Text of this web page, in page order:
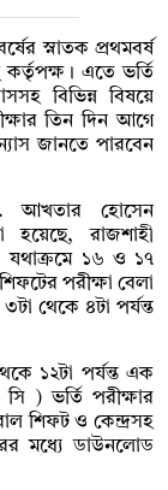
স্নাতক প্রথমবর্ষ
কর্তৃপক্ষ। এতে ভর্তি
বিভিন্ন বিষয়ে
তিন দিন আগে
জানতে পারবেন
আখতার হোসেন
হয়েছে, রাজশাহী
যথাক্রমে ১৬ ও ১৭
পরীক্ষা বেলা
থেকে ৪টা পর্যন্ত
১২টা পর্যন্ত এক
) ভর্তি পরীক্ষার
শিফট ও কেন্দ্রসহ
মধ্যে ডাউনলোড